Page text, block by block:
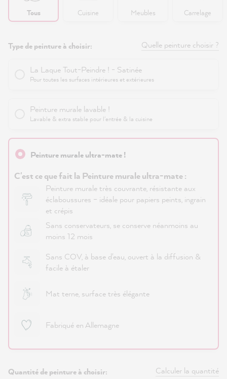
Tous Cuisine Meubles Carrelage
Type de peinture à choisir: Quelle peinture choisir ?
La Laque Tout-Peindre ! - Satinée
Pour toutes les surfaces intérieures et extérieures
Peinture murale lavable !
Lavable & extra stable pour l'entrée & la cuisine
Peinture murale ultra-mate !
C'est ce que fait la Peinture murale ultra-mate :
Peinture murale très couvrante, résistante aux
éclaboussures – idéale pour papiers peints, ingrain
et crépis
Sans conservateurs, se conserve néanmoins au
moins 12 mois
Sans COV, à base d'eau, ouvert à la diffusion &
facile à étaler
Mat terne, surface très élégante
Fabriqué en Allemagne
Quantité de peinture à choisir: Calculer la quantité